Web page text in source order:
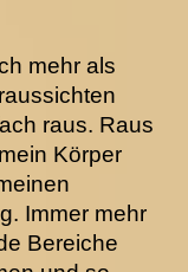
mehr als
raus. Raus
Körper
Immer mehr
Bereiche